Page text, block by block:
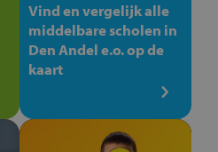
Vind en vergelijk alle
middelbare scholen in
Den Andel e.o. op de
kaart